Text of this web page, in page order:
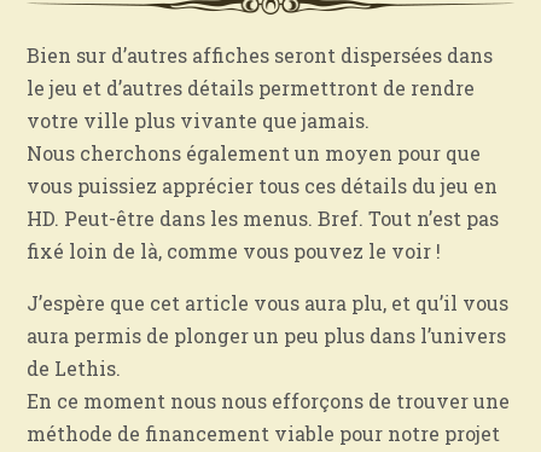
Bien sur d’autres affiches seront dispersées dans
le jeu et d’autres détails permettront de rendre
votre ville plus vivante que jamais.
Nous cherchons également un moyen pour que
vous puissiez apprécier tous ces détails du jeu en
HD. Peut-être dans les menus. Bref. Tout n’est pas
fixé loin de là, comme vous pouvez le voir !
J’espère que cet article vous aura plu, et qu’il vous
aura permis de plonger un peu plus dans l’univers
de Lethis.
En ce moment nous nous efforçons de trouver une
méthode de financement viable pour notre projet